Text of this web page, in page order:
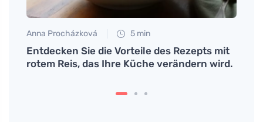
Anna Procházková 5 min
Entdecken Sie die Vorteile des Rezepts mit
rotem Reis, das Ihre Küche verändern wird.